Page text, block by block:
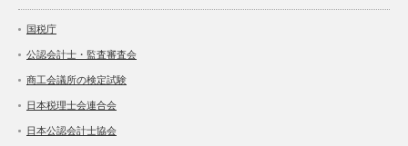
国税庁
公認会計士・監査審査会
商工会議所の検定試験
日本税理士会連合会
日本公認会計士協会